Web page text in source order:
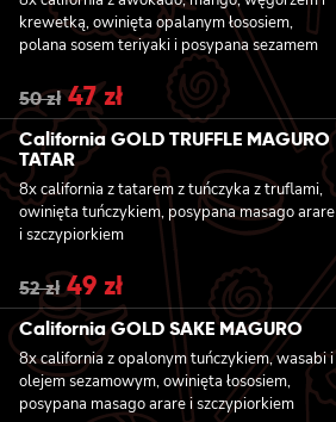
krewetką, owinięta opalanym łososiem,
polana sosem teriyaki i posypana sezamem
50zł Original
price
was:
50 zł.
47zł Current
price
is:
47 zł.
California GOLD TRUFFLE MAGURO
TATAR
8x california z tatarem z tuńczyka z truflami,
owinięta tuńczykiem, posypana masago arare
i szczypiorkiem
52zł Original
price
was:
52 zł.
49 zł Current
price
is:
49 zł.
California GOLD SAKE MAGURO
8x california z opalonym tuńczykiem, wasabi i
olejem sezamowym, owinięta łososiem,
posypana masago arare i szczypiorkiem